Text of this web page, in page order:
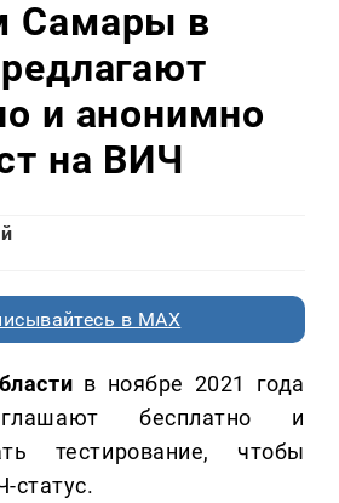
Самары в
и анонимно
на ВИЧ
в MAX
в ноябре 2021 года
бесплатно и
тестирование, чтобы
статус.